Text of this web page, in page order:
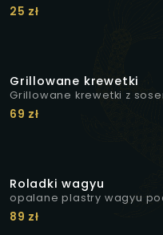
25 zł
Grillowane krewetki
Grillowane krewetki z
69 zł
Roladki wagyu
opalane plastry wagyu
białej cebuli i curry,
grzybkami shimeji, żelem z
89 zł